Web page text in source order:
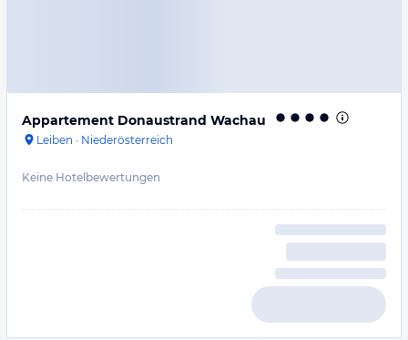
Appartement Donaustrand Wachau
Leiben · Niederösterreich
Keine Hotelbewertungen